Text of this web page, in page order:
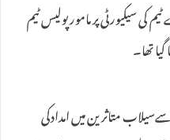
سیکیورٹی پر مامورپولیس ٹیم
تھا۔
متاثرین میں امدادکی